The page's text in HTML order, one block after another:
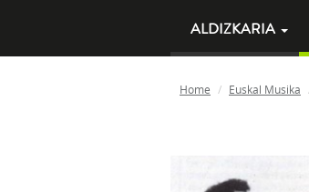
ALDIZKARIA
Home Euskal Musika